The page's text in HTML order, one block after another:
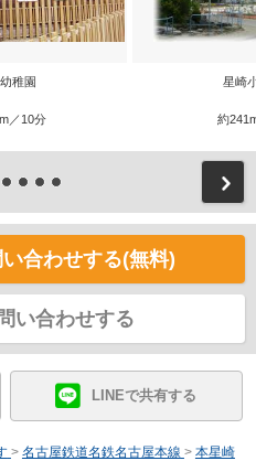
稚園
／10分
星崎
約
合わせする(無料)
い合わせする
LINEで共有する
> 名古屋鉄道名鉄名古屋本線 > 本星崎